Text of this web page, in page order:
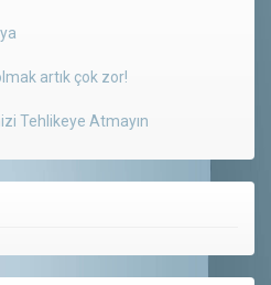
artık çok zor!
Tehlikeye Atmayın